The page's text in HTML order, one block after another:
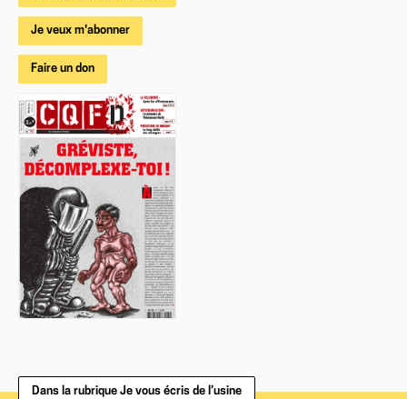
Je veux m'abonner
Faire un don
Dans la rubrique Je vous écris de l’usine